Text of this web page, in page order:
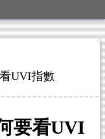
UVI指數
要看UVI